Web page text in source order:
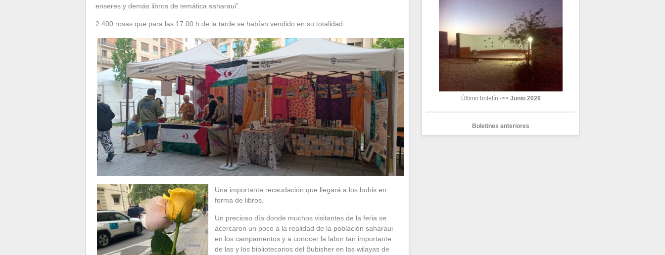
enseres y demás libros de temática saharaui”.
2.400 rosas que para las 17:00 h de la tarde se habían vendido en su totalidad.
Una importante recaudación que llegará a los bubis en
forma de libros.
Un precioso día donde muchos visitantes de la feria se
acercaron un poco a la realidad de la población saharaui
en los campamentos y a conocer la labor tan importante
de las y los bibliotecarios del Bubisher en las wilayas de
Último boletín ->> Junio 2026
Boletines anteriores